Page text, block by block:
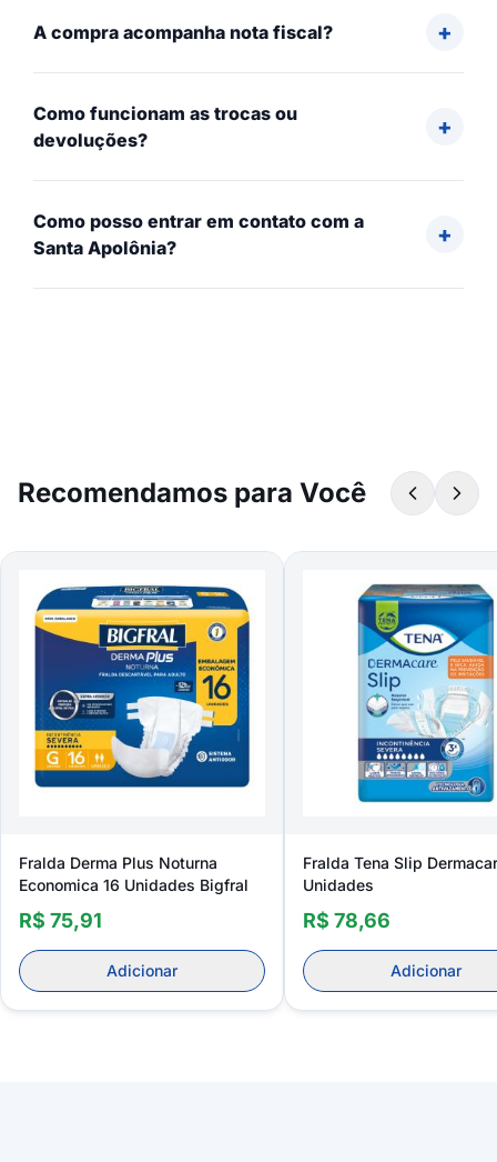
A compra acompanha nota fiscal?
Como funcionam as trocas ou
devoluções?
Como posso entrar em contato com a
Santa Apolônia?
Recomendamos para Você
Fralda Derma Plus Noturna
Economica 16 Unidades Bigfral
R$ 75,91
Adicionar
Fralda Tena Slip
Unidades
R$ 78,66
Adicionar